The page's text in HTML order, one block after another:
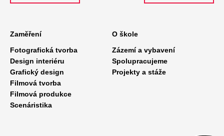
Zaměření
Fotografická tvorba
Design interiéru
Grafický design
Filmová tvorba
Filmová produkce
Scenáristika
O škole
Zázemí a vybavení
Spolupracujeme
Projekty a stáže